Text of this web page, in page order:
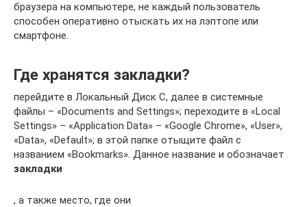
браузера на компьютере, не каждый пользователь
способен оперативно отыскать их на лэптопе или
смартфоне.
Где хранятся закладки?
перейдите в Локальный Диск C, далее в системные
файлы – «Documents and Settings»; переходите в «Local
Settings» – «Application Data» – «Google Chrome», «User»,
«Data», «Default»; в этой папке отыщите файл с
названием «Bookmarks». Данное название и обозначает
закладки
, а также место, где они